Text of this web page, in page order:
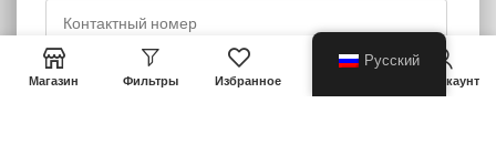
Русский
Магазин Фильтры Избранное Мой аккаунт